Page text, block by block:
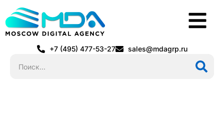
+7 (495) 477-53-27 sales@mdagrp.ru